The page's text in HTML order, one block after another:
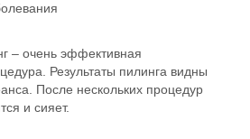
– очень эффективная
Результаты пилинга видны
После нескольких процедур
и сияет.